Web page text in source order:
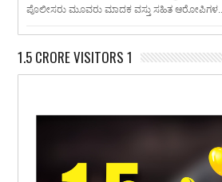
ಪೊಲೀಸರು ಮೂವರು ಮಾದಕ ವಸ್ತು ಸಹಿತ ಆರೋಪಿಗಳ...
1.5 CRORE VISITORS 1